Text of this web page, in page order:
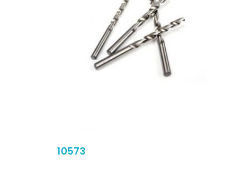
10573